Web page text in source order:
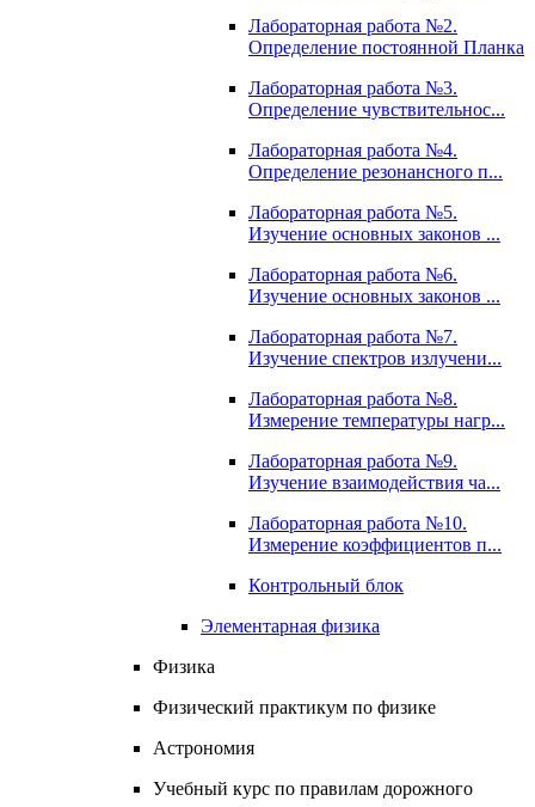
Лабораторная работа №2.
Определение постоянной Планка
Лабораторная работа №3.
Определение чувствительнос...
Лабораторная работа №4.
Определение резонансного п...
Лабораторная работа №5.
Изучение основных законов ...
Лабораторная работа №6.
Изучение основных законов ...
Лабораторная работа №7.
Изучение спектров излучени...
Лабораторная работа №8.
Измерение температуры нагр...
Лабораторная работа №9.
Изучение взаимодействия ча...
Лабораторная работа №10.
Измерение коэффициентов п...
Контрольный блок
Элементарная физика
Физика
Физический практикум по физике
Астрономия
Учебный курс по правилам дорожного